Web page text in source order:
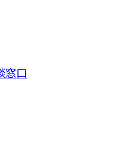
窓⼝